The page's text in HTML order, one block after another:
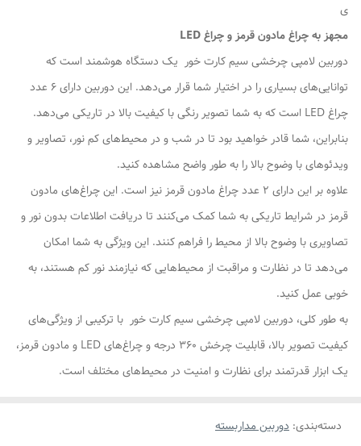
ی
مجهز به چراغ مادون قرمز و چراغ LED
دوربین لامپی چرخشی سیم کارت خور یک دستگاه هوشمند است که
توانایی‌های بسیاری را در اختیار شما قرار می‌دهد. این دوربین دارای 6 عدد
چراغ LED است که به شما تصویر رنگی با کیفیت بالا در تاریکی می‌دهد.
بنابراین، شما قادر خواهید بود تا در شب و در محیط‌های کم نور، تصاویر و
ویدئوهای با وضوح بالا را به طور واضح مشاهده کنید.
علاوه بر این دارای 2 عدد چراغ مادون قرمز نیز است. این چراغ‌های مادون
قرمز در شرایط تاریکی به شما کمک می‌کنند تا دریافت اطلاعات بدون نور و
تصاویری با وضوح بالا از محیط را فراهم کنند. این ویژگی به شما امکان
می‌دهد تا در نظارت و مراقبت از محیط‌هایی که نیازمند نور کم هستند، به
خوبی عمل کنید.
به طور کلی، دوربین لامپی چرخشی سیم کارت خور با ترکیبی از ویژگی‌های
کیفیت تصویر بالا، قابلیت چرخش 360 درجه و چراغ‌های LED و مادون قرمز،
یک ابزار قدرتمند برای نظارت و امنیت در محیط‌های مختلف است.
دسته‌بندی: دوربین مداربسته